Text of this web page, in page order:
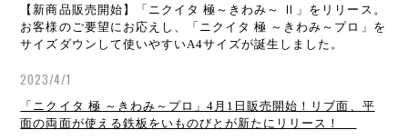
【新商品販売開始】「ニクイタ 極～きわみ～ Ⅱ」をリリース。
お客様のご要望にお応えし、「ニクイタ 極 ～きわみ～プロ」を
サイズダウンして使いやすいA4サイズが誕生しました。
2023/4/1
「ニクイタ 極 ～きわみ～プロ」4月1日販売開始！リブ面、平
面の両面が使える鉄板をいものびとが新たにリリース！